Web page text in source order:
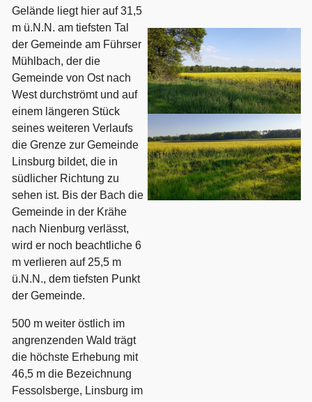
Gelände liegt hier auf 31,5
m ü.N.N. am tiefsten Tal
der Gemeinde am Führser
Mühlbach, der die
Gemeinde von Ost nach
West durchströmt und auf
einem längeren Stück
seines weiteren Verlaufs
die Grenze zur Gemeinde
Linsburg bildet, die in
südlicher Richtung zu
sehen ist. Bis der Bach die
Gemeinde in der Krähe
nach Nienburg verlässt,
wird er noch beachtliche 6
m verlieren auf 25,5 m
ü.N.N., dem tiefsten Punkt
der Gemeinde.
500 m weiter östlich im
angrenzenden Wald trägt
die höchste Erhebung mit
46,5 m die Bezeichnung
Fessolsberge, Linsburg im